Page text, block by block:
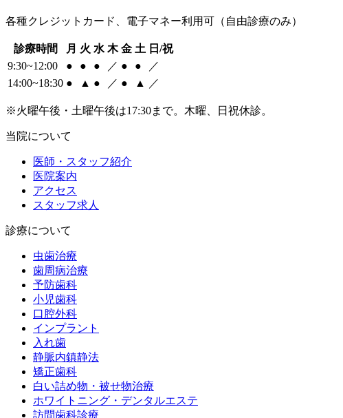
各種クレジットカード、電子マネー利用可（自由診療のみ）
診療時間 月 火 水 木 金 土 日/祝
9:30~12:00
● ● ● ／ ● ●
／
14:00~18:30 ● ▲ ● ／ ● ▲ ／
※火曜午後・土曜午後は17:30まで。木曜、日祝休診。
当院について
医師・スタッフ紹介
医院案内
アクセス
スタッフ求人
診療について
虫歯治療
歯周病治療
予防歯科
小児歯科
口腔外科
インプラント
入れ歯
静脈内鎮静法
矯正歯科
白い詰め物・被せ物治療
ホワイトニング・デンタルエステ
訪問歯科診療